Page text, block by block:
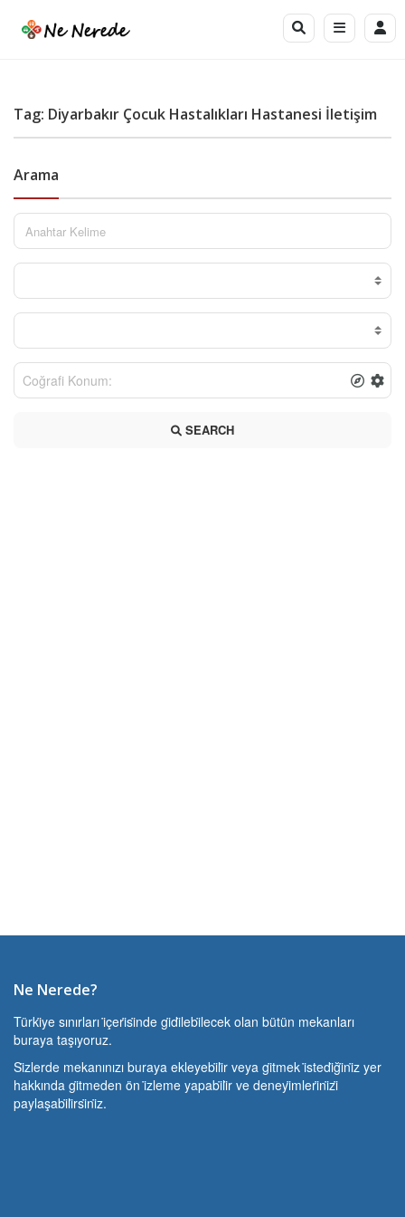
Tag: Diyarbakır Çocuk Hastalıkları Hastanesi İletişim
Arama
SEARCH
Ne Nerede?
Türki̇ye sınırları i̇çeri̇si̇nde gi̇di̇lebi̇lecek olan bütün mekanları
buraya taşıyoruz.
Si̇zlerde mekanınızı buraya ekleyebi̇li̇r veya gi̇tmek i̇stedi̇ği̇ni̇z yer
hakkında gi̇tmeden ön i̇zleme yapabi̇li̇r ve deneyi̇mleri̇ni̇zi̇
paylaşabi̇li̇rsi̇ni̇z.